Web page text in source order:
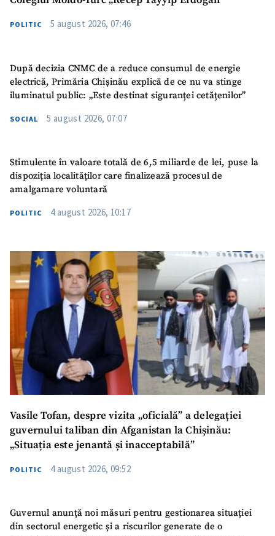
POLITIC 5 august 2026, 07:46
După decizia CNMC de a reduce consumul de energie
electrică, Primăria Chișinău explică de ce nu va stinge
iluminatul public: „Este destinat siguranței cetățenilor”
SOCIAL 5 august 2026, 07:07
Stimulente în valoare totală de 6,5 miliarde de lei, puse la
dispoziția localităților care finalizează procesul de
amalgamare voluntară
POLITIC 4 august 2026, 10:17
Vasile Tofan, despre vizita „oficială” a delegației
guvernului taliban din Afganistan la Chișinău:
„Situația este jenantă și inacceptabilă”
POLITIC 4 august 2026, 09:52
Guvernul anunță noi măsuri pentru gestionarea situației
din sectorul energetic și a riscurilor generate de o